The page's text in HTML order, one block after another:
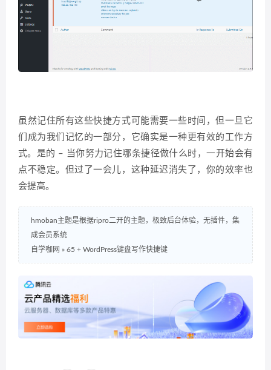
虽然记住所有这些快捷方式可能需要一些时间，但一旦它
们成为我们记忆的一部分，它确实是一种更有效的工作方
式。是的 – 当你努力记住哪条捷径做什么时，一开始会有
点不稳定。但过了一会儿，这种延迟消失了，你的效率也
会提高。
hmoban主题是根据ripro二开的主题，极致后台体验，无插件，集
成会员系统
自学咖网 » 65 + WordPress键盘写作快捷键